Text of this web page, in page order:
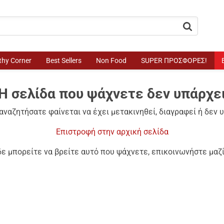
button.search
Corner Best Sellers Non Food SUPER ΠΡΟΣΦΟΡΕΣ!
σελίδα που ψάχνετε δεν
φαίνεται να έχει μετακινηθεί, διαγραφεί ή δεν
Επιστροφή στην αρχική σελίδα
μπορείτε να βρείτε αυτό που ψάχνετε, επικοινωνήστε